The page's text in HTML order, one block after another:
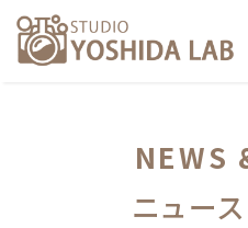
NEWS
ニュー